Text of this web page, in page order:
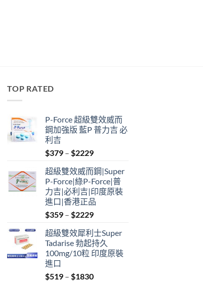
TOP RATED
P-Force 超級雙效威而
鋼加強版 藍P 普力吉 必
利吉
$379 – $2229Price
$379
through
$2229
超級雙效威而鋼|Super
P-Force|綠P-Force|普
力吉|必利吉|印度原裝
進口|香港正品
$359 – $2229Price
$359
through
$2229
超級雙效犀利士Super
Tadarise 勃起持久
100mg/10粒 印度原裝
進口
$519 – $1830Price